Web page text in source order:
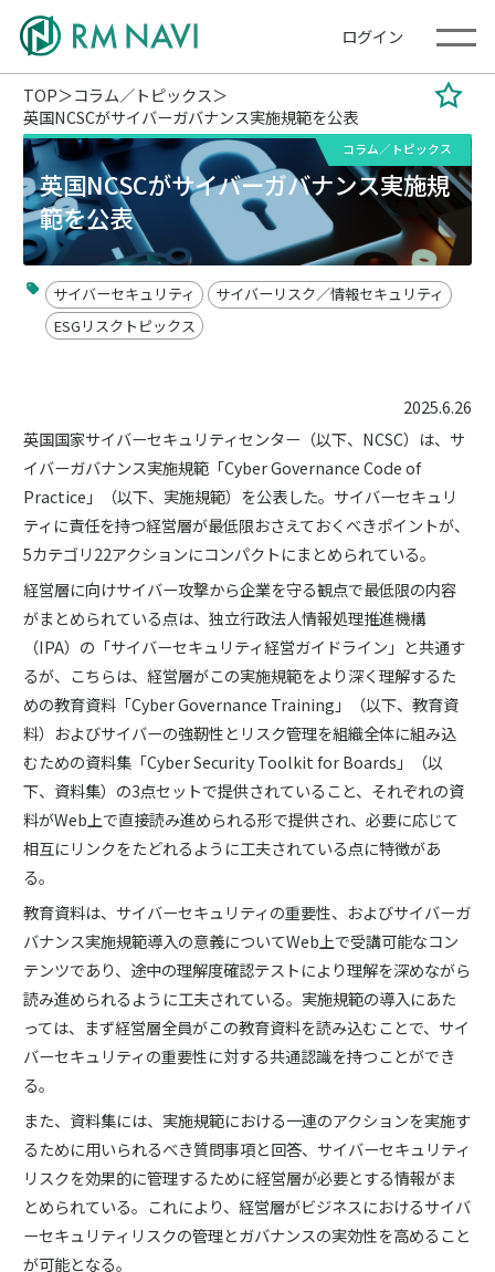
ログイン
TOP
コラム／トピックス
英国NCSCがサイバーガバナンス実施規範を公表
コラム／トピックス
英国NCSCがサイバーガバナンス実施規
範を公表
サイバーセキュリティ
サイバーリスク／情報セキュリティ
ESGリスクトピックス
2025.6.26
英国国家サイバーセキュリティセンター（以下、NCSC）は、サ
イバーガバナンス実施規範「Cyber Governance Code of
Practice」（以下、実施規範）を公表した。サイバーセキュリ
ティに責任を持つ経営層が最低限おさえておくべきポイントが、
5カテゴリ22アクションにコンパクトにまとめられている。
経営層に向けサイバー攻撃から企業を守る観点で最低限の内容
がまとめられている点は、独立行政法人情報処理推進機構
（IPA）の「サイバーセキュリティ経営ガイドライン」と共通す
るが、こちらは、経営層がこの実施規範をより深く理解するた
めの教育資料「Cyber Governance Training」（以下、教育資
料）およびサイバーの強靭性とリスク管理を組織全体に組み込
むための資料集「Cyber Security Toolkit for Boards」（以
下、資料集）の3点セットで提供されていること、それぞれの資
料がWeb上で直接読み進められる形で提供され、必要に応じて
相互にリンクをたどれるように工夫されている点に特徴があ
る。
教育資料は、サイバーセキュリティの重要性、およびサイバーガ
バナンス実施規範導入の意義についてWeb上で受講可能なコン
テンツであり、途中の理解度確認テストにより理解を深めながら
読み進められるように工夫されている。実施規範の導入にあた
っては、まず経営層全員がこの教育資料を読み込むことで、サイ
バーセキュリティの重要性に対する共通認識を持つことができ
る。
また、資料集には、実施規範における一連のアクションを実施す
るために用いられるべき質問事項と回答、サイバーセキュリティ
リスクを効果的に管理するために経営層が必要とする情報がま
とめられている。これにより、経営層がビジネスにおけるサイバ
ーセキュリティリスクの管理とガバナンスの実効性を高めること
が可能となる。